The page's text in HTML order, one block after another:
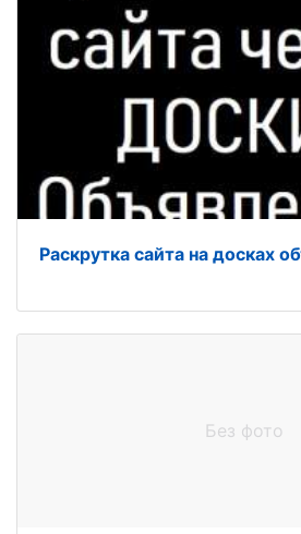
Раскрутка сайта на досках
Без фото